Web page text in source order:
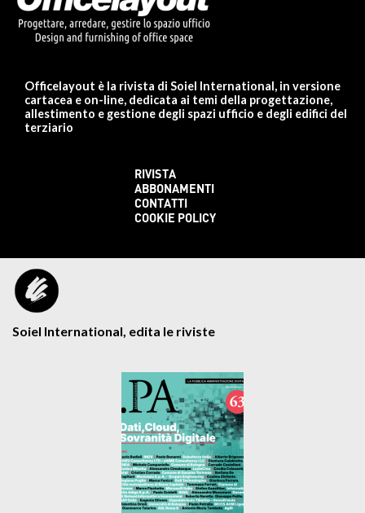
Officelayout è la rivista di Soiel International, in versione
cartacea e on-line, dedicata ai temi della progettazione,
allestimento e gestione degli spazi ufficio e degli edifici del
terziario
RIVISTA
ABBONAMENTI
CONTATTI
COOKIE POLICY
Soiel International, edita le riviste